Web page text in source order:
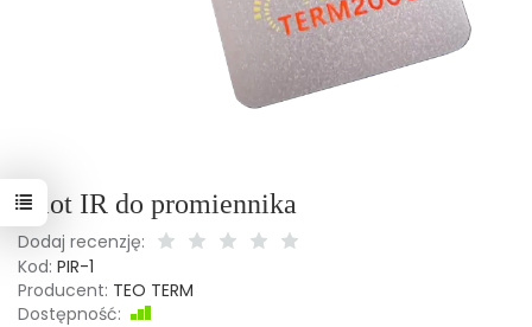
Pilot IR do promiennika
Dodaj recenzję:
Kod: PIR-1
Producent: TEO TERM
Dostępność: